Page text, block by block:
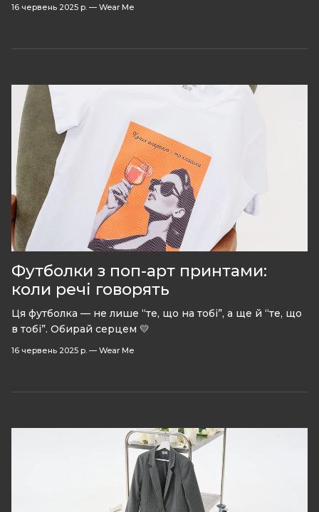
16 червень 2025 р. — Wear Me
Футболки з поп-арт принтами:
коли речі говорять
Ця футболка — не лише “те, що на тобі”, а ще й “те, що
в тобі”. Обирай серцем 💛
16 червень 2025 р. — Wear Me